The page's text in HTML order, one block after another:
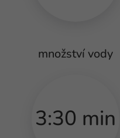
množství vody
3:30 min